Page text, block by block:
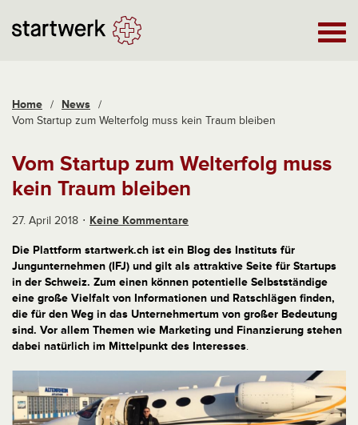
Home / News /
Vom Startup zum Welterfolg muss kein Traum bleiben
Vom Startup zum Welterfolg muss
kein Traum bleiben
27. April 2018 Keine Kommentare
Die Plattform startwerk.ch ist ein Blog des Instituts für
Jungunternehmen (IFJ) und gilt als attraktive Seite für Startups
in der Schweiz. Zum einen können potentielle Selbstständige
eine große Vielfalt von Informationen und Ratschlägen finden,
die für den Weg in das Unternehmertum von großer Bedeutung
sind. Vor allem Themen wie Marketing und Finanzierung stehen
dabei natürlich im Mittelpunkt des Interesses.